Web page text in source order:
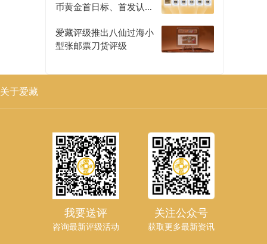
币黄金首日标、首发认证
爱藏评级推出八仙过海小
型张邮票刀货评级
关于爱藏
我要送评
咨询最新评级活动
关注公众号
获取更多最新资讯